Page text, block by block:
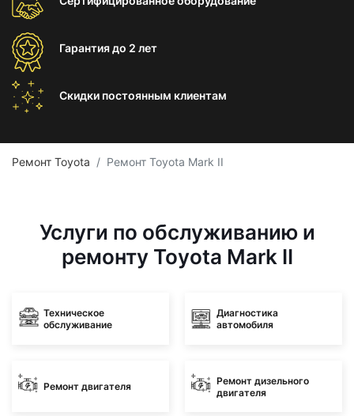
Гарантиядо 2 лет
Скидки постоянным клиентам
Ремонт Toyota Ремонт Toyota Mark II
Услуги по обслуживанию и
ремонту Toyota Mark II
Техническое
обслуживание
Диагностика
автомобиля
Ремонт двигателя
Ремонт дизельного
двигателя